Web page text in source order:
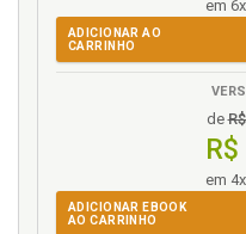
em
ADICIONAR AO
CARRINHO
de
em
ADICIONAR EBOOK
AO CARRINHO